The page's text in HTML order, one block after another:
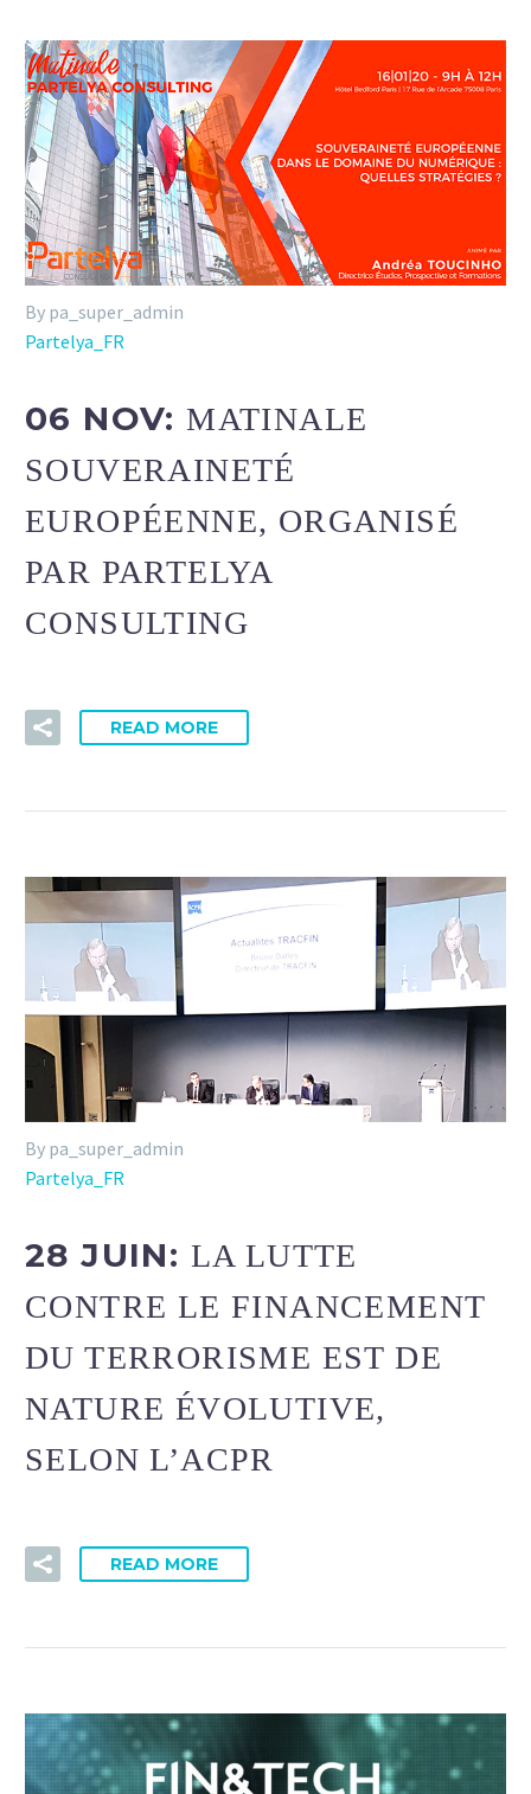
By pa_super_admin
Partelya_FR
06 NOV:MATINALE
SOUVERAINETÉ
EUROPÉENNE, ORGANISÉ
PAR PARTELYA
CONSULTING
READ MORE
By pa_super_admin
Partelya_FR
28 JUIN: LA LUTTE
CONTRE LE FINANCEMENT
DU TERRORISME EST DE
NATURE ÉVOLUTIVE,
SELON L’ACPR
READ MORE